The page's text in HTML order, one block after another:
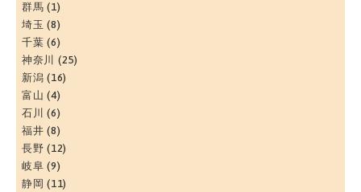
群馬 (1)
埼玉 (8)
千葉 (6)
神奈川
(25)
新潟 (16)
富山 (4)
石川 (6)
福井 (8)
長野 (12)
岐阜 (9)
静岡 (11)